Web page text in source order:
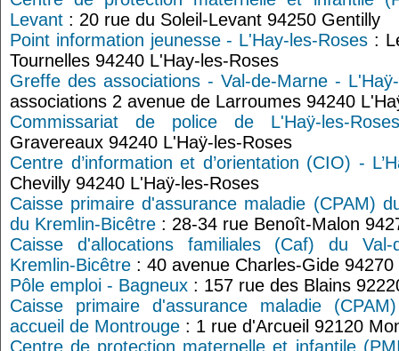
Levant : 20 rue du Soleil-Levant 94250 Gentilly
Point information jeunesse - L'Hay-les-Roses :
Tournelles 94240 L'Hay-les-Roses
Greffe des associations - Val-de-Marne -
associations 2 avenue de Larroumes 94240
Commissariat de police de L'Haÿ-les-Roses
Gravereaux 94240 L'Haÿ-les-Roses
Centre d’information et d’orientation (CIO) -
Chevilly 94240 L'Haÿ-les-Roses
Caisse primaire d'assurance maladie (CPAM)
du Kremlin-Bicêtre : 28-34 rue Benoît-Malon
Caisse d'allocations familiales (Caf) du
Kremlin-Bicêtre : 40 avenue Charles-Gide
Pôle emploi - Bagneux : 157 rue des Blains
Caisse primaire d'assurance maladie
accueil de Montrouge : 1 rue d'Arcueil 92120
Centre de protection maternelle et infantile